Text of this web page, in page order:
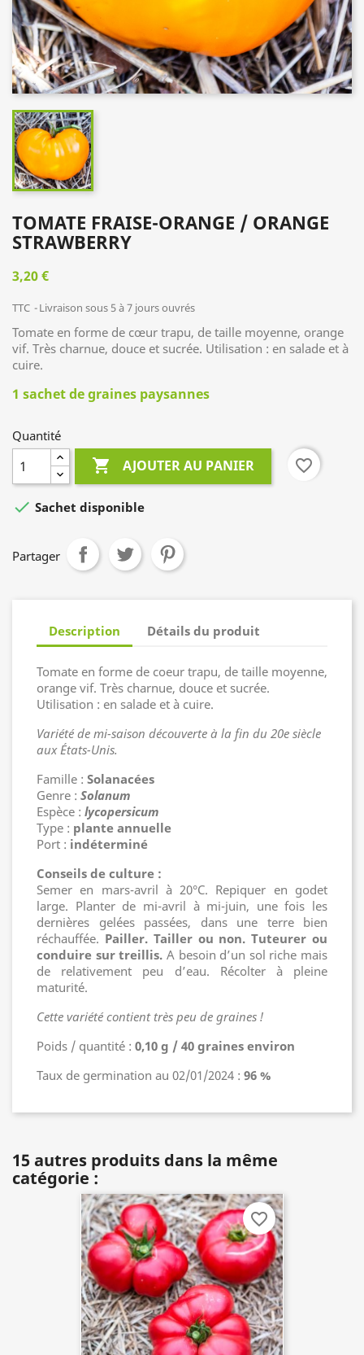
TOMATE FRAISE-ORANGE / ORANGE
STRAWBERRY
3,20 €
TTC Livraison sous 5 à 7 jours ouvrés
Tomate en forme de cœur trapu, de taille moyenne, orange
vif. Très charnue, douce et sucrée. Utilisation : en salade et à
cuire.
1 sachet de graines paysannes
Quantité
 AJOUTER AU PANIER favorite_border
 Sachet disponible
Partager
Description Détails du produit
Tomate en forme de coeur trapu, de taille moyenne,
orange vif. Très charnue, douce et sucrée.
Utilisation : en salade et à cuire.
Variété de mi-saison découverte à la fin du 20e siècle
aux États-Unis.
Famille : Solanacées
Genre : Solanum
Espèce : lycopersicum
Type : plante annuelle
Port : indéterminé
Conseils de culture :
Semer en mars-avril à 20°C. Repiquer en godet
large. Planter de mi-avril à mi-juin, une fois les
dernières gelées passées, dans une terre bien
réchauffée. Pailler. Tailler ou non. Tuteurer ou
conduire sur treillis. A besoin d’un sol riche mais
de relativement peu d’eau. Récolter à pleine
maturité.
Cette variété contient très peu de graines !
Poids / quantité : 0,10 g / 40 graines environ
Taux de germination au 02/01/2024 : 96 %
15 autres produits dans la même
catégorie :
favorite_border